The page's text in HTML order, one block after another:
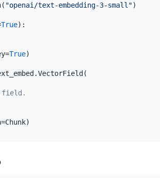
"openai/text-embedding-3-small")
True):
True)
field.